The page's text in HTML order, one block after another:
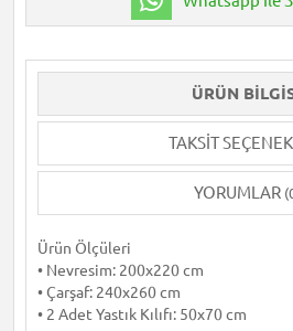
ÜRÜN
TAKSIT
YORUMLAR
Ürün Ölçüleri
• Nevresim: 200x220 cm
• Çarşaf: 240x260 cm
• 2 Adet Yastık Kılıfı: 50x70 cm